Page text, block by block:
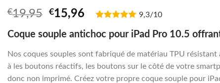
€19,95 Original
was:
€19,95.
€15,96 Current
is:
€15,96.
9,3/10
Coque souple antichoc pour iPad Pro 10.5
Nos coques souples sont fabriqué de matériau TPU
à les boutons réactifs, les boutons sur le côté de votre
donc non imprimé. Créez votre propre coque souple pour